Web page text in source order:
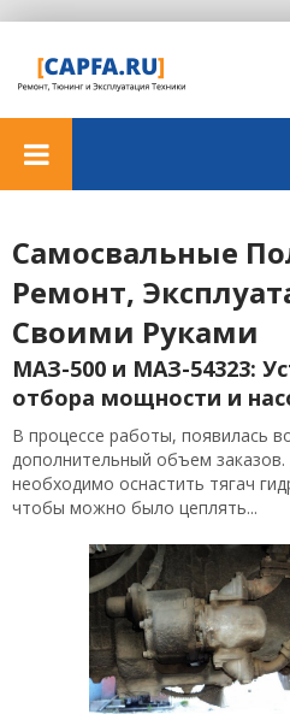
Самосвальные
Ремонт,
Своими Руками
МАЗ-500 и МАЗ-54323:
отбора мощности и
В процессе работы, появилась
дополнительный объем заказов.
необходимо оснастить тягач
чтобы можно было цеплять...